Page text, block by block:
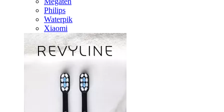
Philips
Waterpik
Xiaomi